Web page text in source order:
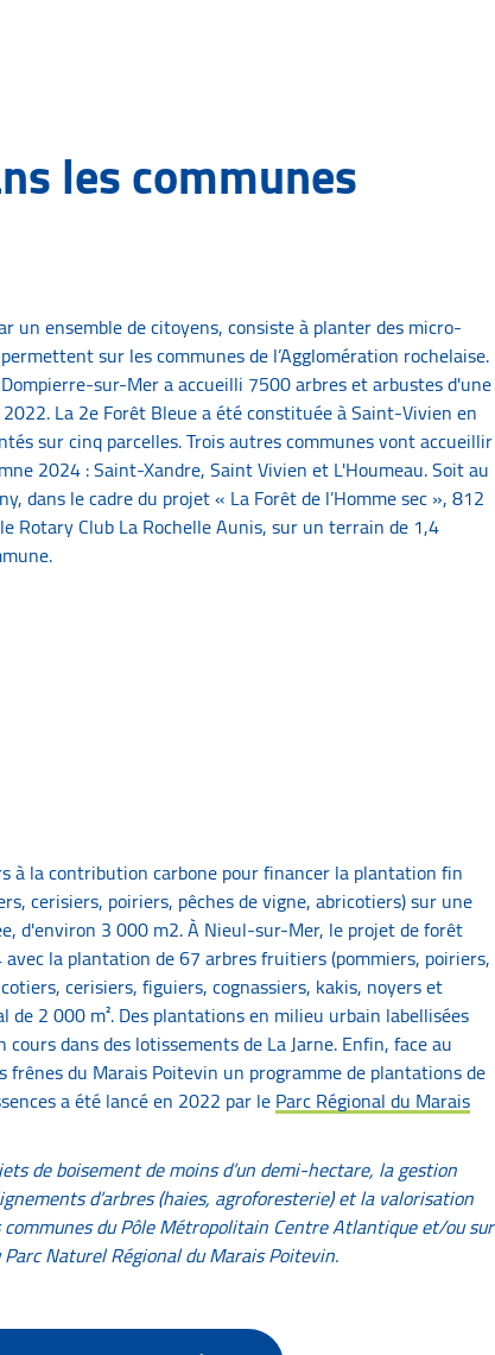
les communes
un ensemble de citoyens, consiste à planter des micro-
sur les communes de l’Agglomération rochelaise.
sur-Mer a accueilli 7500 arbres et arbustes d'une
La 2e Forêt Bleue a été constituée à Saint-Vivien en
sur cinq parcelles. Trois autres communes vont accueillir
2024 : Saint-Xandre, Saint Vivien et L'Houmeau. Soit au
dans le cadre du projet « La Forêt de l’Homme sec », 812
Rotary Club La Rochelle Aunis, sur un terrain de 1,4
à la contribution carbone pour financer la plantation fin
cerisiers, poiriers, pêches de vigne, abricotiers) sur une
d'environ 3 000 m2. À Nieul-sur-Mer, le projet de forêt
la plantation de 67 arbres fruitiers (pommiers, poiriers,
cerisiers, figuiers, cognassiers, kakis, noyers et
2 000 m². Des plantations en milieu urbain labellisées
dans des lotissements de La Jarne. Enfin, face au
frênes du Marais Poitevin un programme de plantations de
a été lancé en 2022 par leParc Régional du Marais
de boisement de moins d’un demi-hectare, la gestion
d’arbres (haies, agroforesterie) et la valorisation
du Pôle Métropolitain Centre Atlantique et/ou sur
Naturel Régional du Marais Poitevin.